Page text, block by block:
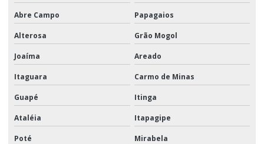
Abre Campo Papagaios
Alterosa Grão Mogol
Joaíma Areado
Itaguara Carmo de Minas
Guapé Itinga
Ataléia Itapagipe
Poté Mirabela